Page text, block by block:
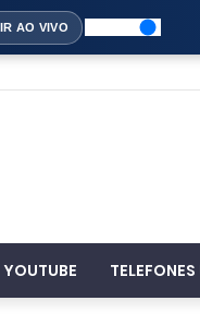
AO VIVO
YOUTUBE TELEFONES